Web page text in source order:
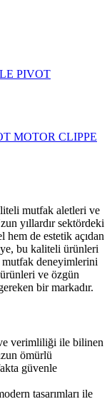
MOTOR CLIPPE
mutfak aletleri ve
yıllardır sektördeki
hem de estetik açıdan
bu kaliteli ürünleri
mutfak deneyimlerini
ve özgün
bir markadır.
ve verimliliği ile bilinen
ömürlü
güvenle
tasarımları ile